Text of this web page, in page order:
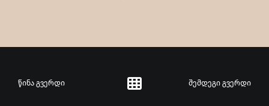
წინა გვერდი შემდეგი გვერდი